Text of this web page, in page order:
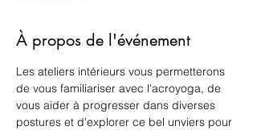
À propos de l'événement
Les ateliers intérieurs vous permetterons
de vous familiariser avec l'acroyoga, de
vous aider à progresser dans diverses
postures et d'explorer ce bel unviers pour